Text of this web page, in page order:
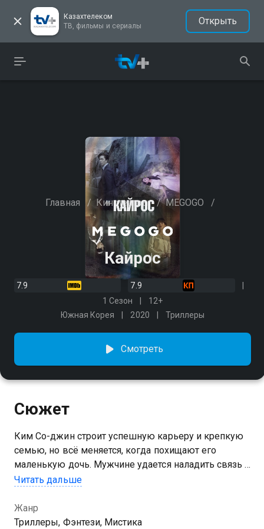
Казахтелеком
ТВ, фильмы и сериалы
Открыть
Главная / Кинотеатры / MEGOGO /
Кайрос
7.9
7.9
1 Сезон
12+
Южная Корея
2020 Триллеры
Смотреть
Сюжет
Ким Со-джин строит успешную карьеру и крепкую
семью, но всё меняется, когда похищают его
маленькую дочь. Мужчине удается наладить связь с
человеком из прошлого. В то же время Хан Э-ри
операцию матери. Девушка отчаивается, когда
пропадает мама, но неожиданно с героиней
Читать дальше
Жанр
Триллеры, Фэнтези, Мистика